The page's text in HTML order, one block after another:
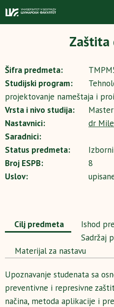
Zaštita
Šifra predmeta:
Studijski program:
projektovanje nameštaja i
Vrsta i nivo studija:
Nastavnici:
dr
Saradnici:
Status predmeta:
Izborni
Broj ESPB:
8
Uslov:
Cilj predmeta
Ishod
Sadržaj
Materijal za nastavu
Upoznavanje studenata sa
preventivne i represivne
načina, metoda aplikacije i